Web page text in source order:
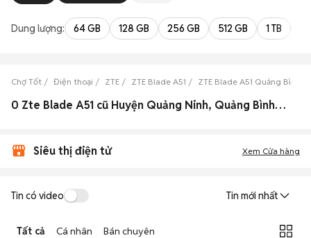
Dung lượng: 64 GB 128 GB 256 GB 512 GB 1 TB
Chợ Tốt Điện thoại ZTE ZTE Blade A51 ZTE Blade A51 Quảng Bình
0 Zte Blade A51 cũ Huyện Quảng Ninh, Quảng Bình đẹp
Siêu thị điện tử Xem Cửa hàng
Tin có video Tin mới nhất
Tất cả Cá nhân Bán chuyên